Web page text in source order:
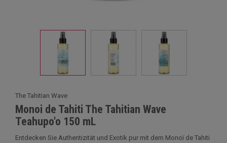
The Tahitian Wave
Monoi de Tahiti The Tahitian Wave
Teahupo'o 150 mL
Entdecken Sie Authentizität und Exotik pur mit dem Monoï de Tahiti